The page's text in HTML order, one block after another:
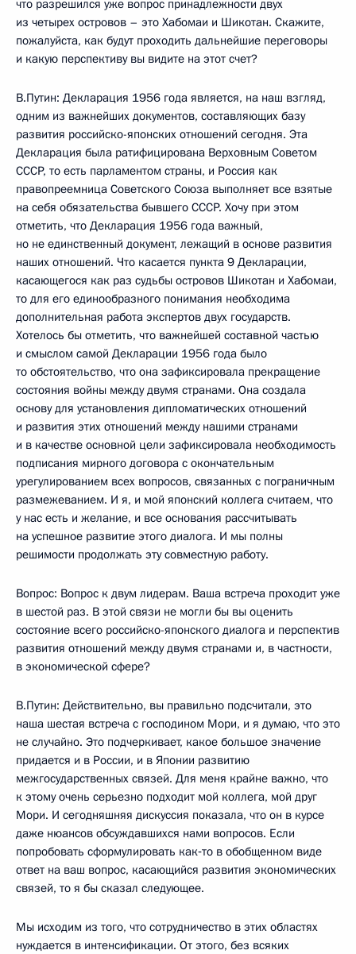
что разрешился уже вопрос принадлежности двух
из четырех островов – это Хабомаи и Шикотан. Скажите,
пожалуйста, как будут проходить дальнейшие переговоры
и какую перспективу вы видите на этот счет?
В.Путин: Декларация 1956 года является, на наш взгляд,
одним из важнейших документов, составляющих базу
развития российско-японских отношений сегодня. Эта
Декларация была ратифицирована Верховным Советом
СССР, то есть парламентом страны, и Россия как
правопреемница Советского Союза выполняет все взятые
на себя обязательства бывшего СССР. Хочу при этом
отметить, что Декларация 1956 года важный,
но не единственный документ, лежащий в основе развития
наших отношений. Что касается пункта 9 Декларации,
касающегося как раз судьбы островов Шикотан и Хабомаи,
то для его единообразного понимания необходима
дополнительная работа экспертов двух государств.
Хотелось бы отметить, что важнейшей составной частью
и смыслом самой Декларации 1956 года было
то обстоятельство, что она зафиксировала прекращение
состояния войны между двумя странами. Она создала
основу для установления дипломатических отношений
и развития этих отношений между нашими странами
и в качестве основной цели зафиксировала необходимость
подписания мирного договора с окончательным
урегулированием всех вопросов, связанных с пограничным
размежеванием. И я, и мой японский коллега считаем, что
у нас есть и желание, и все основания рассчитывать
на успешное развитие этого диалога. И мы полны
решимости продолжать эту совместную работу.
Вопрос: Вопрос к двум лидерам. Ваша встреча проходит уже
в шестой раз. В этой связи не могли бы вы оценить
состояние всего российско-японского диалога и перспектив
развития отношений между двумя странами и, в частности,
в экономической сфере?
В.Путин: Действительно, вы правильно подсчитали, это
наша шестая встреча с господином Мори, и я думаю, что это
не случайно. Это подчеркивает, какое большое значение
придается и в России, и в Японии развитию
межгосударственных связей. Для меня крайне важно, что
к этому очень серьезно подходит мой коллега, мой друг
Мори. И сегодняшняя дискуссия показала, что он в курсе
даже нюансов обсуждавшихся нами вопросов. Если
попробовать сформулировать как‑то в обобщенном виде
ответ на ваш вопрос, касающийся развития экономических
связей, то я бы сказал следующее.
Мы исходим из того, что сотрудничество в этих областях
нуждается в интенсификации. От этого, без всяких